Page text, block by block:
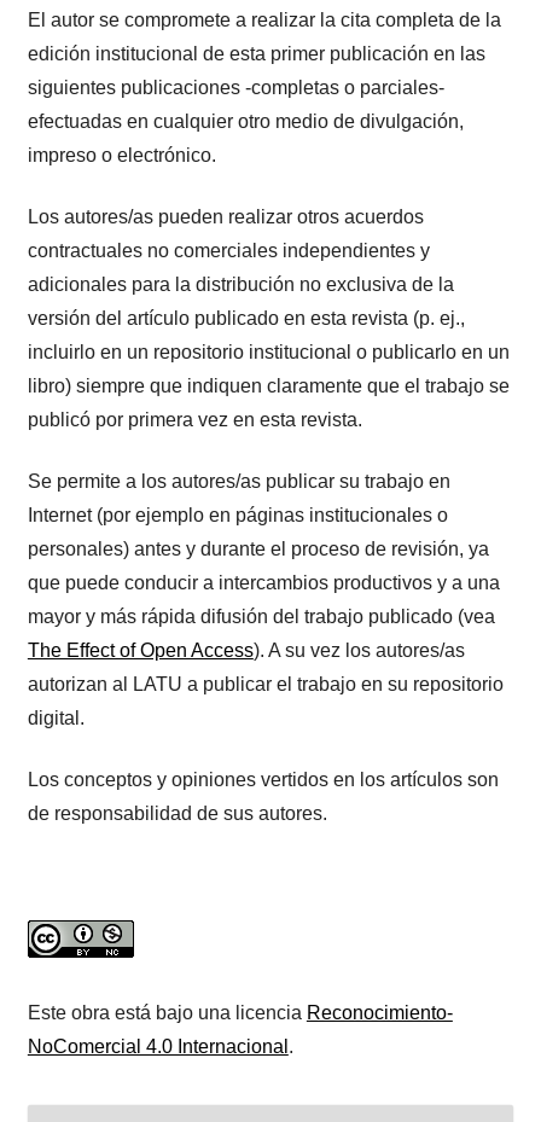
El autor se compromete a realizar la cita completa de la
edición institucional de esta primer publicación en las
siguientes publicaciones -completas o parciales-
efectuadas en cualquier otro medio de divulgación,
impreso o electrónico.
Los autores/as pueden realizar otros acuerdos
contractuales no comerciales independientes y
adicionales para la distribución no exclusiva de la
versión del artículo publicado en esta revista (p. ej.,
incluirlo en un repositorio institucional o publicarlo en un
libro) siempre que indiquen claramente que el trabajo se
publicó por primera vez en esta revista.
Se permite a los autores/as publicar su trabajo en
Internet (por ejemplo en páginas institucionales o
personales) antes y durante el proceso de revisión, ya
que puede conducir a intercambios productivos y a una
mayor y más rápida difusión del trabajo publicado (vea
The Effect of Open Access). A su vez los autores/as
autorizan al LATU a publicar el trabajo en su repositorio
digital.
Los conceptos y opiniones vertidos en los artículos son
de responsabilidad de sus autores.
Este obra está bajo una licencia Reconocimiento-
NoComercial 4.0 Internacional .